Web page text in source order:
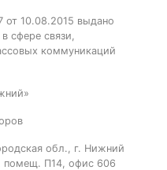
10.08.2015 выдано
сфере связи,
коммуникаций
обл., г. Нижний
помещ. П14, офис 606